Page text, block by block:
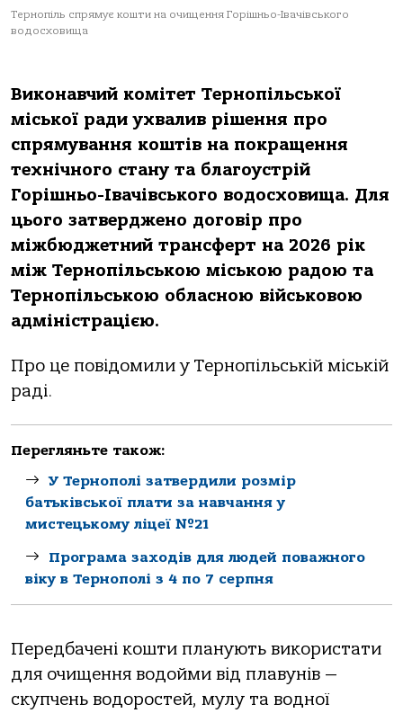
Тернопіль спрямує кошти на очищення Горішньо-Івачівського
водосховища
Виконавчий комітет Тернопільської
міської ради ухвалив рішення про
спрямування коштів на покращення
технічного стану та благоустрій
Горішньо-Івачівського водосховища. Для
цього затверджено договір про
міжбюджетний трансферт на 2026 рік
між Тернопільською міською радою та
Тернопільською обласною військовою
адміністрацією.
Про це повідомили у Тернопільській міській
раді.
Перегляньте також:
У Тернополі затвердили розмір
батьківської плати за навчання у
мистецькому ліцеї №21
Програма заходів для людей поважного
віку в Тернополі з 4 по 7 серпня
Передбачені кошти планують використати
для очищення водойми від плавунів —
скупчень водоростей, мулу та водної